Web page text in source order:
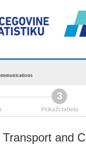
3
Prikaži tabelu
and